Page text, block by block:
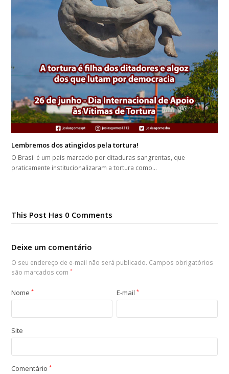
Lembremos dos atingidos pela tortura!
O Brasil é um país marcado por ditaduras sangrentas, que
praticamente institucionalizaram a tortura como…
This Post Has 0 Comments
Deixe um comentário
O seu endereço de e-mail não será publicado. Campos obrigatórios
são marcados com*
Nome* E-mail*
Site
Comentário*